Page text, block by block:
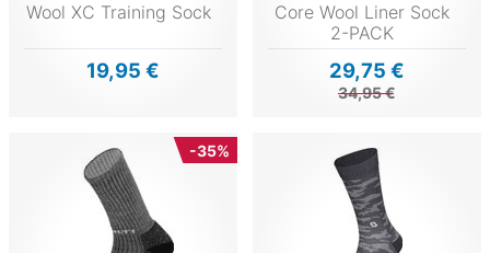
Wool XC Training Sock
19,95 €
Core Wool Liner Sock
2-PACK
29,75 €
34,95 €
-35%